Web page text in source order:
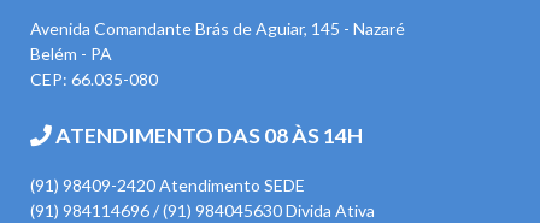
Avenida Comandante Brás de Aguiar, 145 - Nazaré
Belém - PA
CEP: 66.035-080
ATENDIMENTO DAS 08 ÀS 14H
(91) 98409-2420 Atendimento SEDE
(91) 984114696 / (91) 984045630 Divida Ativa